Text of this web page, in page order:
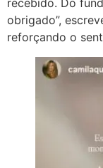
recebido. Do
obrigado”,
reforçando o